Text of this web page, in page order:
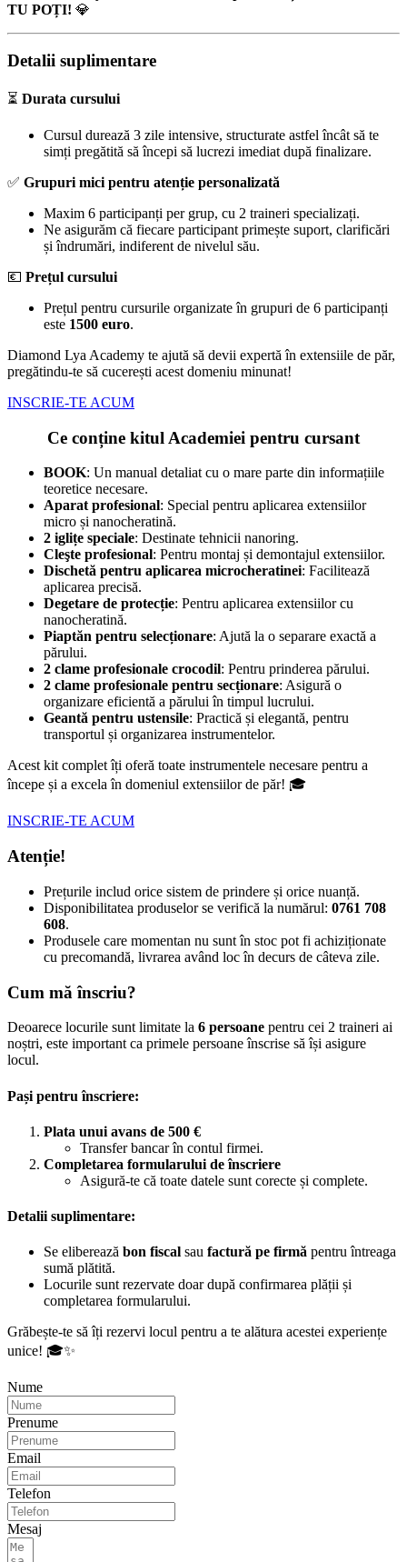
TU POȚI! 💎
Detalii suplimentare
⏳️ Durata cursului
Cursul durează 3 zile intensive, structurate astfel încât să te
simți pregătită să începi să lucrezi imediat după finalizare.
✅️ Grupuri mici pentru atenție personalizată
Maxim 6 participanți per grup, cu 2 traineri specializați.
Ne asigurăm că fiecare participant primește suport, clarificări
și îndrumări, indiferent de nivelul său.
💶 Prețul cursului
Prețul pentru cursurile organizate în grupuri de 6 participanți
este 1500 euro.
Diamond Lya Academy te ajută să devii expertă în extensiile de păr,
pregătindu-te să cucerești acest domeniu minunat!
INSCRIE-TE ACUM
Ce conține kitul Academiei pentru cursant
BOOK: Un manual detaliat cu o mare parte din informațiile
teoretice necesare.
Aparat profesional: Special pentru aplicarea extensiilor
micro și nanocheratină.
2 iglițe speciale: Destinate tehnicii nanoring.
Cleşte profesional: Pentru montaj și demontajul extensiilor.
Dischetă pentru aplicarea microcheratinei: Facilitează
aplicarea precisă.
Degetare de protecție: Pentru aplicarea extensiilor cu
nanocheratină.
Piaptăn pentru selecționare: Ajută la o separare exactă a
părului.
2 clame profesionale crocodil: Pentru prinderea părului.
2 clame profesionale pentru secționare: Asigură o
organizare eficientă a părului în timpul lucrului.
Geantă pentru ustensile: Practică și elegantă, pentru
transportul și organizarea instrumentelor.
Acest kit complet îți oferă toate instrumentele necesare pentru a
începe și a excela în domeniul extensiilor de păr! 🎓
INSCRIE-TE ACUM
Atenție!
Prețurile includ orice sistem de prindere și orice nuanță.
Disponibilitatea produselor se verifică la numărul: 0761 708
608.
Produsele care momentan nu sunt în stoc pot fi achiziționate
cu precomandă, livrarea având loc în decurs de câteva zile.
Cum mă înscriu?
Deoarece locurile sunt limitate la 6 persoane pentru cei 2 traineri ai
noștri, este important ca primele persoane înscrise să își asigure
locul.
Pași pentru înscriere:
Plata unui avans de 500 €
Transfer bancar în contul firmei.
Completarea formularului de înscriere
Asigură-te că toate datele sunt corecte și complete.
Detalii suplimentare:
Se eliberează bon fiscal sau factură pe firmă pentru întreaga
sumă plătită.
Locurile sunt rezervate doar după confirmarea plății și
completarea formularului.
Grăbește-te să îți rezervi locul pentru a te alătura acestei experiențe
unice! 🎓✨
Nume
Prenume
Email
Telefon
Mesaj